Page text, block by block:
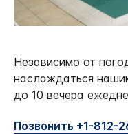
Независимо от
наслаждаться
до 10 вечера
Позвонить +1-812-